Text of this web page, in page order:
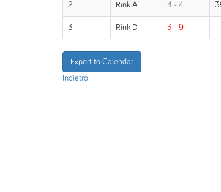
2 Rink A 4 - 4
3 Rink D 3 - 9 -
Export to Calendar
Indietro